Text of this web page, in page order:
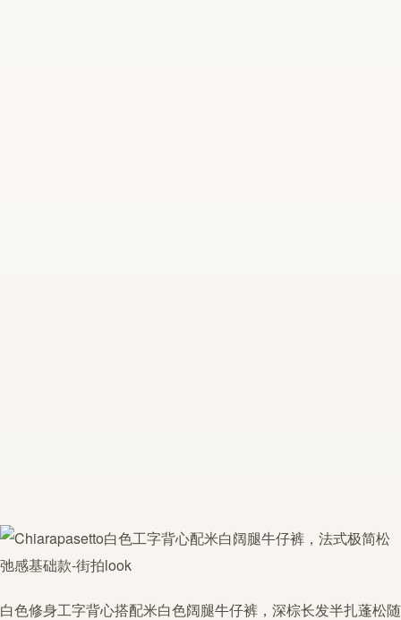
白色修身工字背心搭配米白色阔腿牛仔裤，深棕长发半扎蓬松随